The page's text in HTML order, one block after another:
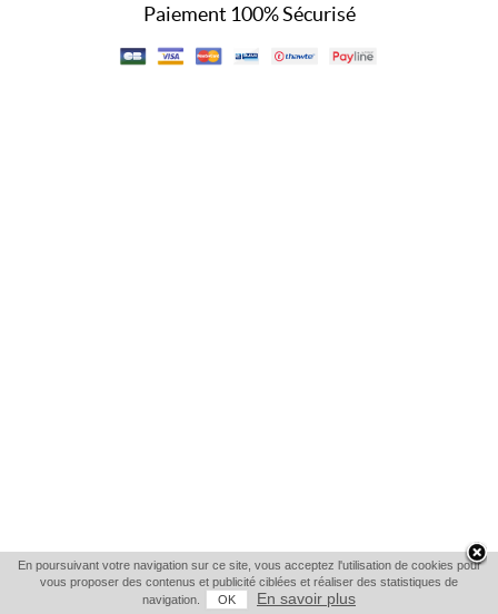
Paiement 100% Sécurisé
En poursuivant votre navigation sur ce site, vous acceptez l'utilisation de cookies pour
vous proposer des contenus et publicité ciblées et réaliser des statistiques de
navigation.
OK En savoir plus